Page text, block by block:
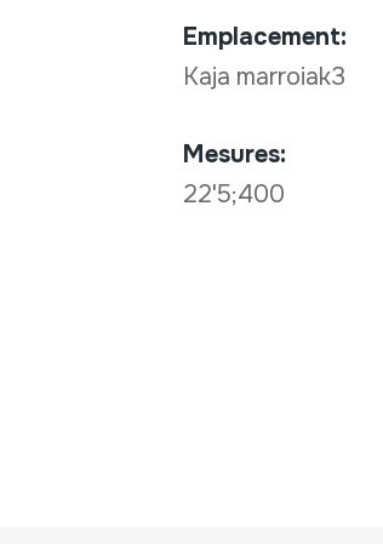
Emplacement:
Kaja marroiak3
Mesures:
22'5;400